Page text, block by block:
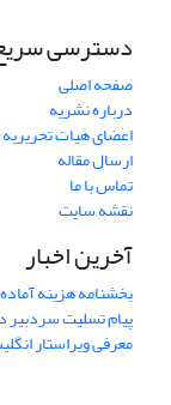
دسترسی
صفحه اصلی
درباره نشریه
اعضای هیات تحریریه
ارسال مقاله
تماس با ما
نقشه سایت
آخرین اخبار
بخشنامه هزینه آماده
پیام تسلیت سردبیر
معرفی ویراستار